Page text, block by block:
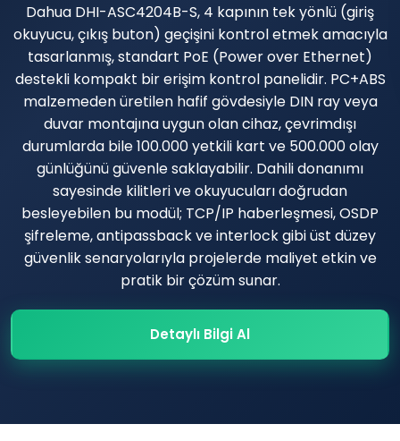
Dahua DHI-ASC4204B-S, 4 kapının tek yönlü (giriş
okuyucu, çıkış buton) geçişini kontrol etmek amacıyla
tasarlanmış, standart PoE (Power over Ethernet)
destekli kompakt bir erişim kontrol panelidir. PC+ABS
malzemeden üretilen hafif gövdesiyle DIN ray veya
duvar montajına uygun olan cihaz, çevrimdışı
durumlarda bile 100.000 yetkili kart ve 500.000 olay
günlüğünü güvenle saklayabilir. Dahili donanımı
sayesinde kilitleri ve okuyucuları doğrudan
besleyebilen bu modül; TCP/IP haberleşmesi, OSDP
şifreleme, antipassback ve interlock gibi üst düzey
güvenlik senaryolarıyla projelerde maliyet etkin ve
pratik bir çözüm sunar.
Detaylı Bilgi Al